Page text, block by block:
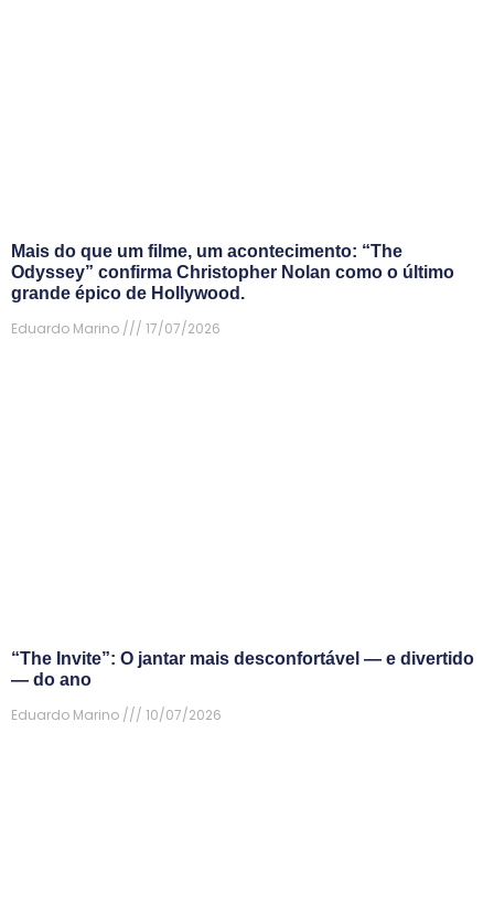
Mais do que um filme, um acontecimento: “The
Odyssey” confirma Christopher Nolan como o último
grande épico de Hollywood.
Eduardo Marino
17/07/2026
“The Invite”: O jantar mais desconfortável — e divertido
— do ano
Eduardo Marino
10/07/2026